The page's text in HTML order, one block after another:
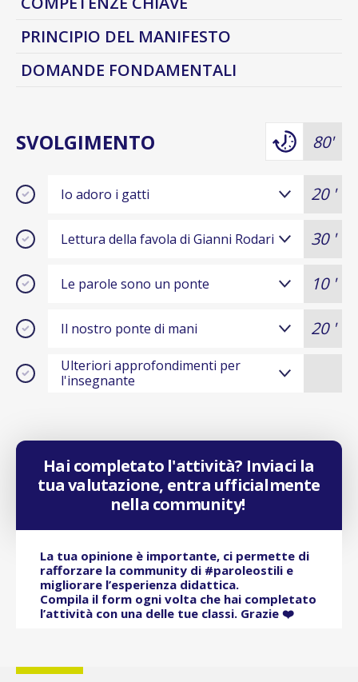
PRINCIPIO DEL MANIFESTO
DOMANDE FONDAMENTALI
SVOLGIMENTO 80'
Io adoro i gatti
Lettura della favola di Gianni Rodari
Le parole sono un ponte
Il nostro ponte di mani
Ulteriori approfondimenti per
l'insegnante
Hai completato l'attività? Inviaci la
tua valutazione, entra ufficialmente
nella community!
La tua opinione è importante, ci permette di
rafforzare la community di #paroleostili e
migliorare l’esperienza didattica.
Compila il form ogni volta che hai completato
l’attività con una delle tue classi. Grazie ❤️